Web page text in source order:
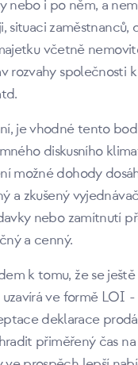
i po něm, a
situaci zaměstnanců,
včetně
rozvahy společnosti
je vhodné tento
diskusního
možné dohody
a zkušený
nebo zamítnutí
a cenný.
k tomu, že se
uzavírá ve formě
deklarace
přiměřený čas